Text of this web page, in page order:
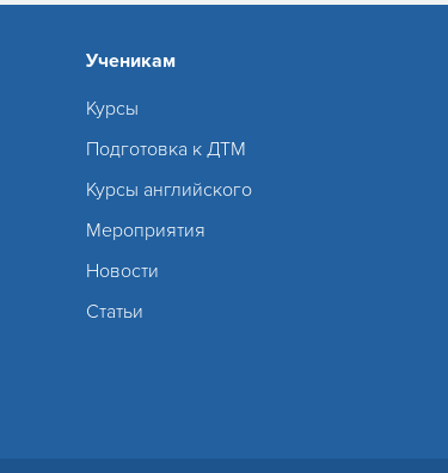
Ученикам
Курсы
Подготовка к ДТМ
Курсы английского
Мероприятия
Новости
Статьи